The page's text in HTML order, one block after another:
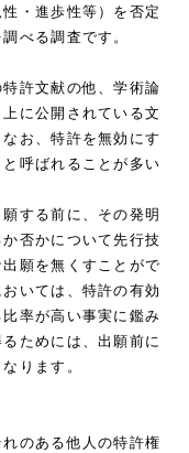
・進歩性等）を否定
べる調査です。
許文献の他、学術論
に公開されている文
お、特許を無効にす
呼ばれることが多い
する前に、その発明
否かについて先行技
願を無くすことがで
いては、特許の有効
率が高い事実に鑑み
ためには、出願前に
ります。
のある他人の特許権